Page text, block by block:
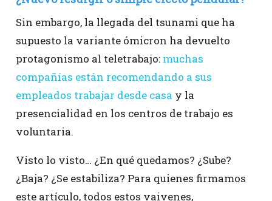
Sin embargo, la llegada del tsunami que ha
supuesto la variante ómicron ha devuelto
protagonismo al teletrabajo: muchas
compañías están recomendando a sus
empleados trabajar desde casa y la
presencialidad en los centros de trabajo es
voluntaria.
Visto lo visto… ¿En qué quedamos? ¿Sube?
¿Baja? ¿Se estabiliza? Para quienes firmamos
este artículo, todos estos vaivenes,